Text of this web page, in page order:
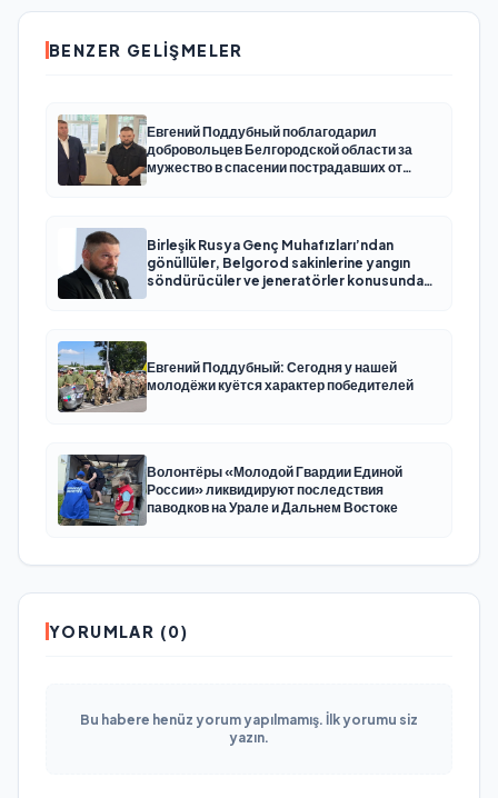
BENZER GELIŞMELER
Евгений Поддубный поблагодарил
добровольцев Белгородской области за
мужество в спасении пострадавших от
Birleşik Rusya Genç Muhafızları’ndan
gönüllüler, Belgorod sakinlerine yangın
söndürücüler ve jeneratörler konusunda
Евгений Поддубный: Сегодня у нашей
молодёжи куётся характер победителей
Волонтёры «Молодой Гвардии Единой
России» ликвидируют последствия
паводков на Урале и Дальнем Востоке
YORUMLAR (0)
Bu habere henüz yorum yapılmamış. İlk yorumu siz
yazın.